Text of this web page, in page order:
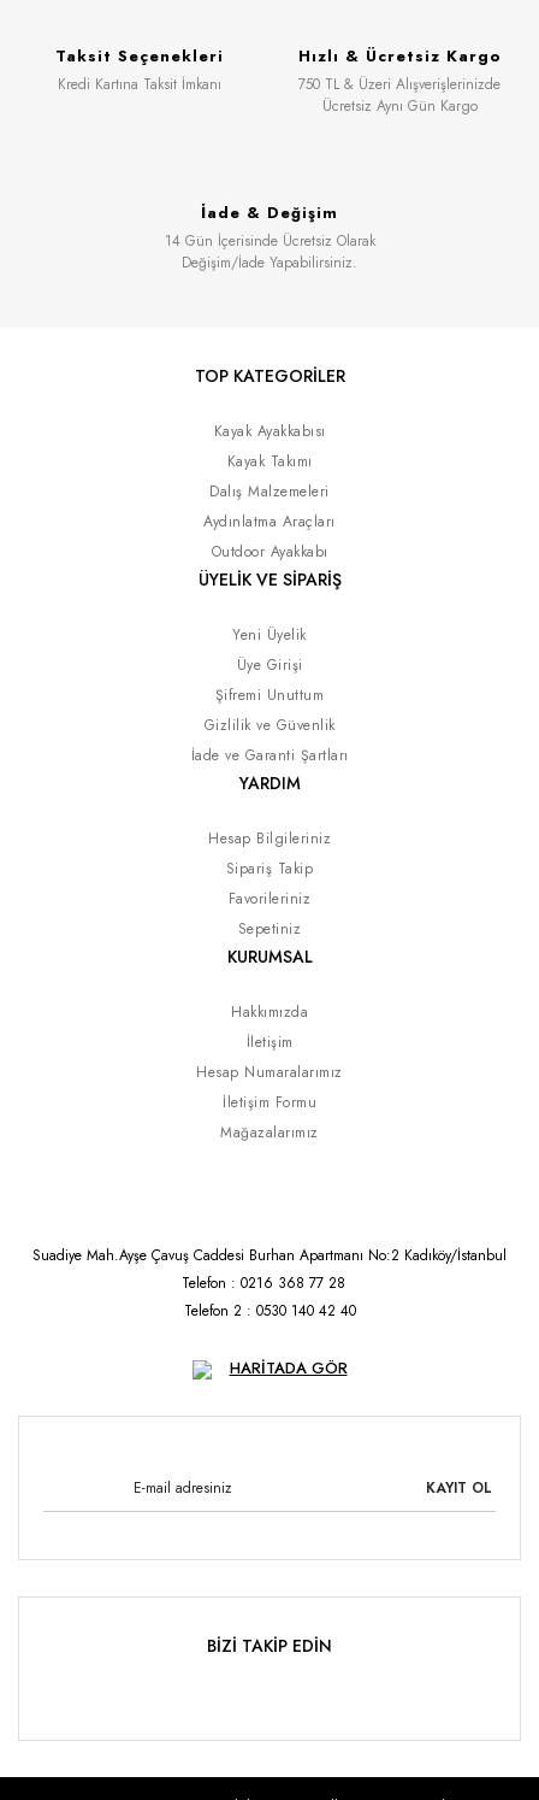
Taksit Seçenekleri
Kredi Kartına Taksit İmkanı
Hızlı & Ücretsiz Kargo
750 TL & Üzeri Alışverişlerinizde
Ücretsiz Aynı Gün Kargo
İade & Değişim
14 Gün İçerisinde Ücretsiz Olarak
Değişim/İade Yapabilirsiniz.
TOP KATEGORİLER
Kayak Ayakkabısı
Kayak Takımı
Dalış Malzemeleri
Aydınlatma Araçları
Outdoor Ayakkabı
ÜYELİK VE SİPARİŞ
Yeni Üyelik
Üye Girişi
Şifremi Unuttum
Gizlilik ve Güvenlik
İade ve Garanti Şartları
YARDIM
Hesap Bilgileriniz
Sipariş Takip
Favorileriniz
Sepetiniz
KURUMSAL
Hakkımızda
İletişim
Hesap Numaralarımız
İletişim Formu
Mağazalarımız
Suadiye Mah.Ayşe Çavuş Caddesi Burhan Apartmanı No:2 Kadıköy/İstanbul
Telefon : 0216 368 77 28
Telefon 2 : 0530 140 42 40
HARİTADA GÖR
KAYIT OL
BİZİ TAKİP EDİN